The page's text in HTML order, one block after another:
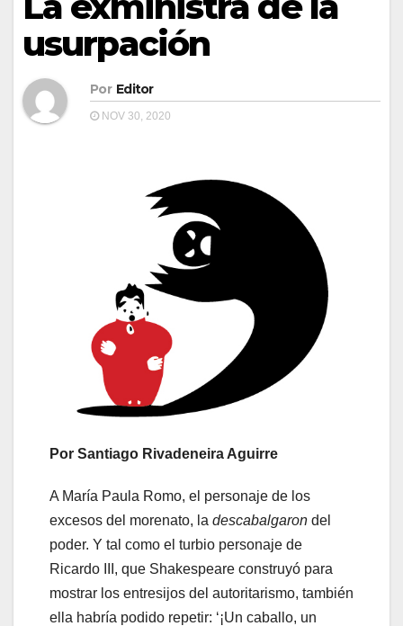
usurpación
Por Editor
NOV 30, 2020
Por Santiago Rivadeneira Aguirre
A María Paula Romo, el personaje de los
excesos del morenato, la descabalgaron del
poder. Y tal como el turbio personaje de
Ricardo III, que Shakespeare construyó para
mostrar los entresijos del autoritarismo, también
ella habría podido repetir: ‘¡Un caballo, un